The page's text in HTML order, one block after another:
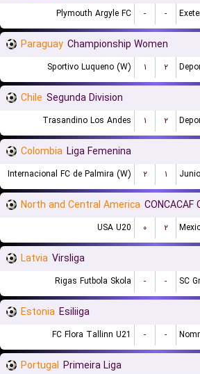
Plymouth Argyle FC - -
Paraguay Championship Women
Sportivo Luqueno (W) ۱ ۲
Chile Segunda Division
Trasandino Los Andes ۱ ۲
Colombia Liga Femenina
Internacional FC de Palmira (W) ۲ ۱
North and Central America
USA U20 ۰ ۲
Latvia Virsliga
Rigas Futbola Skola - - SC
Estonia Esiliiga
FC Flora Tallinn U21 - -
Portugal Primeira Liga